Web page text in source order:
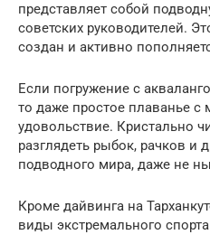
представляет собой
советских руководителей.
создан и активно
Если погружение с
то даже простое плаванье с
удовольствие. Кристально
разглядеть рыбок, рачков и
подводного мира, даже не
Кроме дайвинга на
виды экстремального